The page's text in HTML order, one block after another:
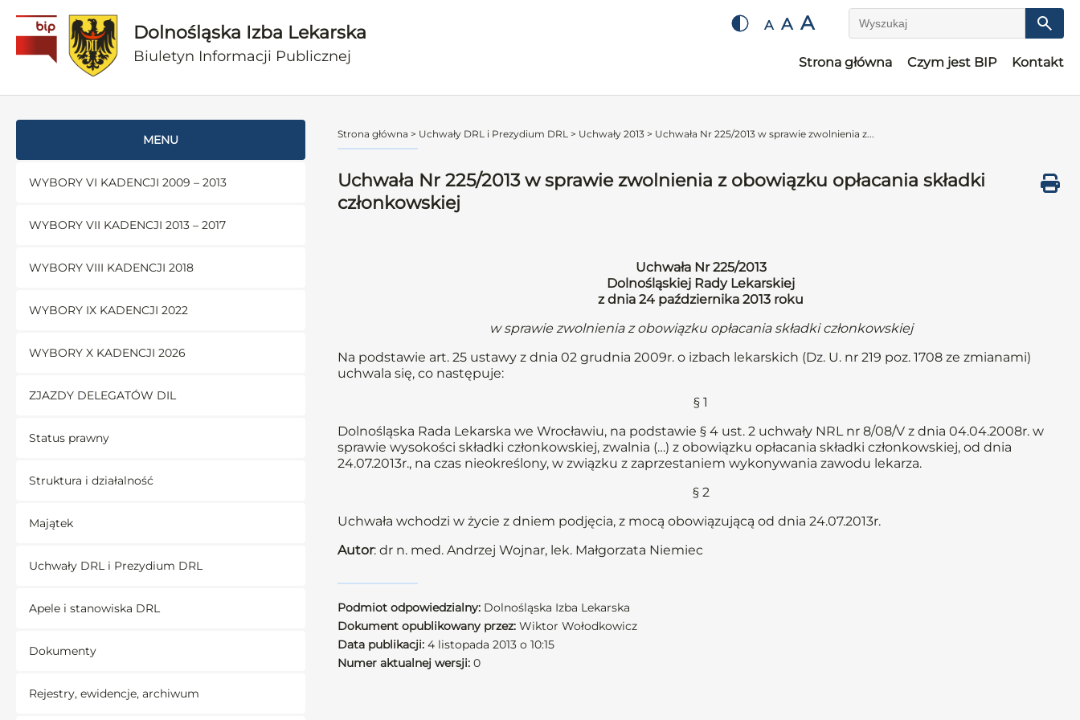
Dolnośląska Izba Lekarska
Biuletyn Informacji Publicznej
A A A Wyszukaj
Strona główna Czym jest BIP Kontakt
MENU
WYBORY VI KADENCJI 2009 – 2013
WYBORY VII KADENCJI 2013 – 2017
WYBORY VIII KADENCJI 2018
WYBORY IX KADENCJI 2022
WYBORY X KADENCJI 2026
ZJAZDY DELEGATÓW DIL
Status prawny
Struktura i działalność
Majątek
Uchwały DRL i Prezydium DRL
Apele i stanowiska DRL
Dokumenty
Rejestry, ewidencje, archiwum
Strona główna > Uchwały DRL i Prezydium DRL > Uchwały 2013 > Uchwała Nr 225/2013 w sprawie zwolnienia z...
Uchwała Nr 225/2013 w sprawie zwolnienia z obowiązku opłacania składki
członkowskiej
Uchwała Nr 225/2013
Dolnośląskiej Rady Lekarskiej
z dnia 24 października 2013 roku
w sprawie zwolnienia z obowiązku opłacania składki członkowskiej
Na podstawie art. 25 ustawy z dnia 02 grudnia 2009r. o izbach lekarskich (Dz. U. nr 219 poz. 1708 ze zmianami)
uchwala się, co następuje:
§ 1
Dolnośląska Rada Lekarska we Wrocławiu, na podstawie § 4 ust. 2 uchwały NRL nr 8/08/V z dnia 04.04.2008r. w
sprawie wysokości składki członkowskiej, zwalnia (…) z obowiązku opłacania składki członkowskiej, od dnia
24.07.2013r., na czas nieokreślony, w związku z zaprzestaniem wykonywania zawodu lekarza.
§ 2
Uchwała wchodzi w życie z dniem podjęcia, z mocą obowiązującą od dnia 24.07.2013r.
Autor: dr n. med. Andrzej Wojnar, lek. Małgorzata Niemiec
Podmiot odpowiedzialny: Dolnośląska Izba Lekarska
Dokument opublikowany przez: Wiktor Wołodkowicz
Data publikacji: 4 listopada 2013 o 10:15
Numer aktualnej wersji: 0